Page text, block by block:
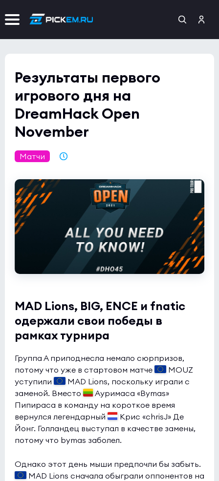
Результаты первого
игрового дня на
DreamHack Open
November
Матчи
MAD Lions, BIG, ENCE и fnatic
одержали свои победы в
рамках турнира
Группа А приподнесла немало сюрпризов,
потому что уже в стартовом матче
MOUZ
уступили
MAD Lions, поскольку играли с
заменой. Вместо
Ауримаса «Bymas»
Пипираса в команду на короткое время
вернулся легендарный
Крис «chrisJ» Де
Йонг. Голландец выступал в качестве замены,
потому что bymas заболел.
Однако этот день мыши предпочли бы забыть.
MAD Lions сначала обыграли оппонентов на